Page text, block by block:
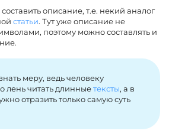
описание, т.е. некий аналог
статьи. Тут уже описание не
поэтому можно составлять и
меру, ведь человеку
лень читать длинныетексты, а в
отразить только самую суть